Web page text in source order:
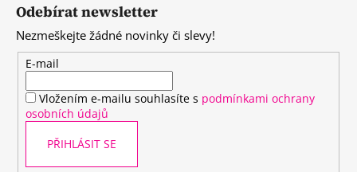
Odebírat newsletter
Nezmeškejte žádné novinky či slevy!
E-mail
Vložením e-mailu souhlasíte s podmínkami ochrany
osobních údajů
PŘIHLÁSIT SE